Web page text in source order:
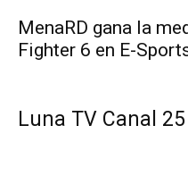
MenaRD gana la
Fighter 6 en E-
Luna TV Canal 25